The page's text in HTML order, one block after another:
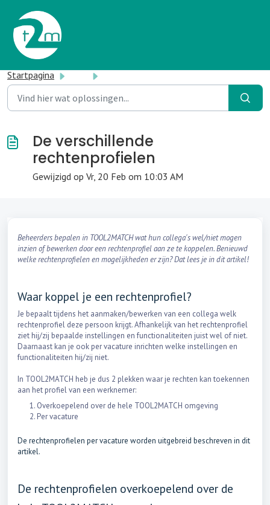
Startpagina
De verschillende
rechtenprofielen
Gewijzigd op Vr, 20 Feb om 10:03 AM
Beheerders bepalen in TOOL2MATCH wat hun collega's wel/niet mogen
inzien of bewerken door een rechtenprofiel aan ze te koppelen. Benieuwd
welke rechtenprofielen en mogelijkheden er zijn? Dat lees je in dit artikel!
Waar koppel je een rechtenprofiel?
Je bepaalt tijdens het aanmaken/bewerken van een collega welk
rechtenprofiel deze persoon krijgt. Afhankelijk van het rechtenprofiel
ziet hij/zij bepaalde instellingen en functionaliteiten juist wel of niet.
Daarnaast kan je ook per vacature inrichten welke instellingen en
functionaliteiten hij/zij niet.
In TOOL2MATCH heb je dus 2 plekken waar je rechten kan toekennen
aan het profiel van een werknemer:
Overkoepelend over de hele TOOL2MATCH omgeving
Per vacature
De rechtenprofielen per vacature worden uitgebreid beschreven in dit
artikel.
De rechtenprofielen overkoepelend over de